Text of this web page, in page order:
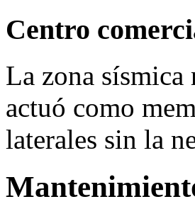
Centro
La zona
actuó como
laterales sin la